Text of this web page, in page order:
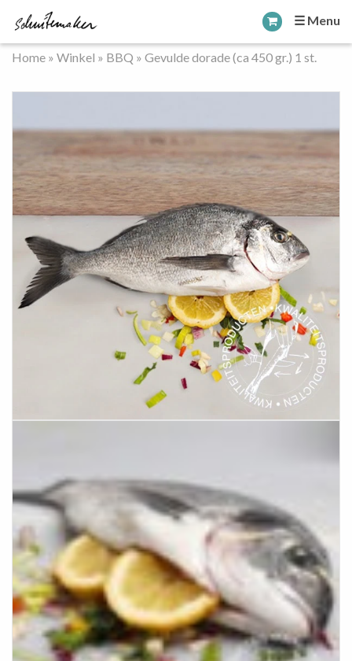
☰ Menu
Home » Winkel » BBQ » Gevulde dorade (ca 450 gr.) 1 st.